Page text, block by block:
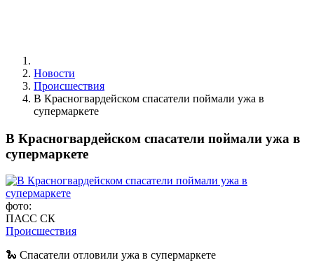
Новости
Происшествия
В Красногвардейском спасатели поймали ужа в
супермаркете
В Красногвардейском спасатели поймали ужа в
супермаркете
фото:
ПАСС СК
Происшествия
🐍 Спасатели отловили ужа в супермаркете